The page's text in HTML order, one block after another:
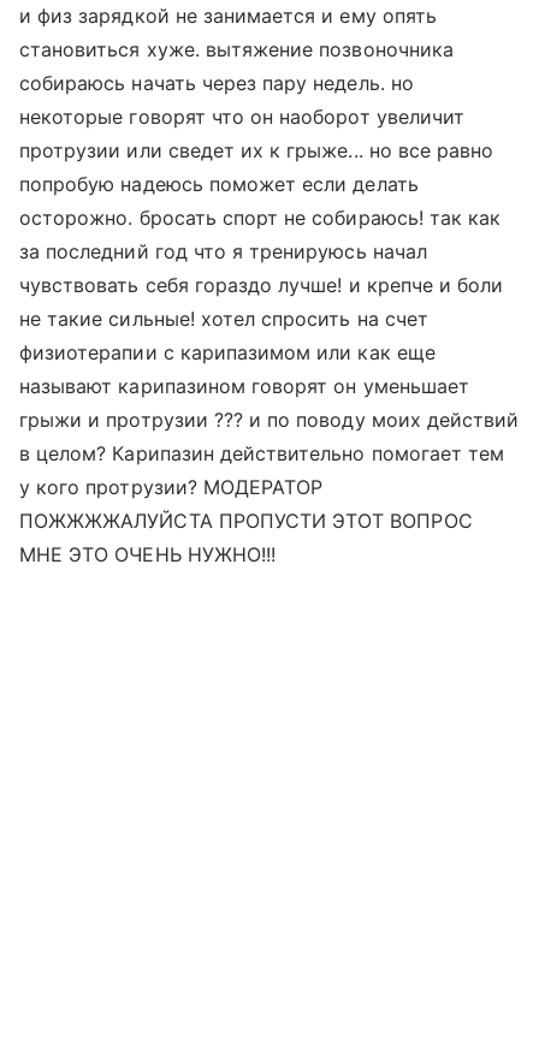
и физ зарядкой не занимается и ему опять
становиться хуже. вытяжение позвоночника
собираюсь начать через пару недель. но
некоторые говорят что он наоборот увеличит
протрузии или сведет их к грыже... но все равно
попробую надеюсь поможет если делать
осторожно. бросать спорт не собираюсь! так как
за последний год что я тренируюсь начал
чувствовать себя гораздо лучше! и крепче и боли
не такие сильные! хотел спросить на счет
физиотерапии с карипазимом или как еще
называют карипазином говорят он уменьшает
грыжи и протрузии ??? и по поводу моих действий
в целом? Карипазин действительно помогает тем
у кого протрузии? МОДЕРАТОР
ПОЖЖЖЖАЛУЙСТА ПРОПУСТИ ЭТОТ ВОПРОС
МНЕ ЭТО ОЧЕНЬ НУЖНО!!!